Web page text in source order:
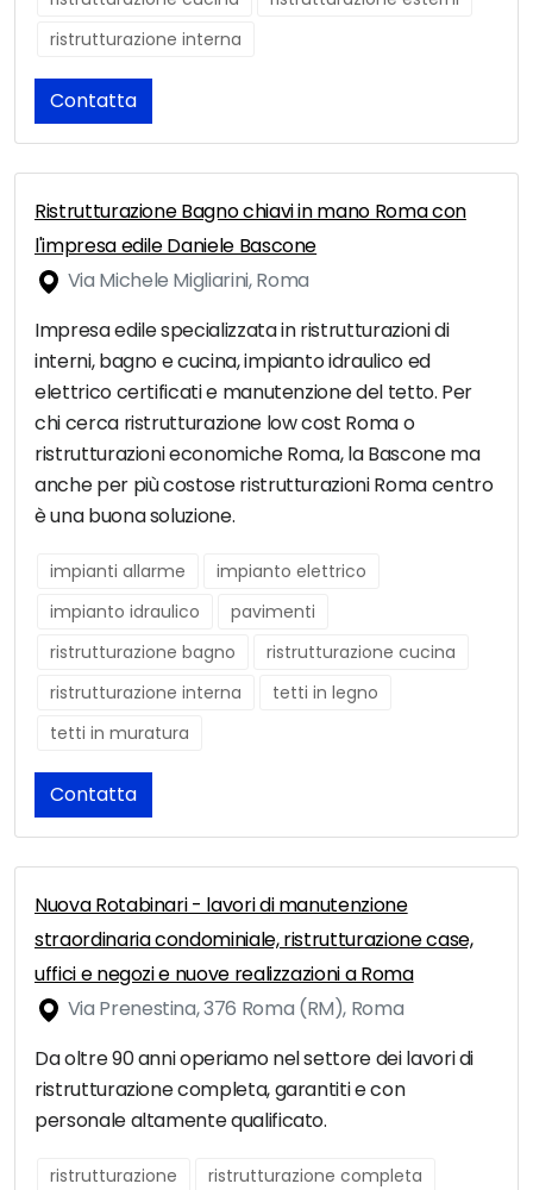
ristrutturazione interna
Contatta
Ristrutturazione Bagno chiavi in mano Roma con
l'impresa edile Daniele Bascone
Via Michele Migliarini, Roma
Impresa edile specializzata in ristrutturazioni di
interni, bagno e cucina, impianto idraulico ed
elettrico certificati e manutenzione del tetto. Per
chi cerca ristrutturazione low cost Roma o
ristrutturazioni economiche Roma, la Bascone ma
anche per più costose ristrutturazioni Roma centro
è una buona soluzione.
impianti allarme
impianto elettrico
impianto idraulico
pavimenti
ristrutturazione bagno
ristrutturazione cucina
ristrutturazione interna
tetti in legno
tetti in muratura
Contatta
Nuova Rotabinari - lavori di manutenzione
straordinaria condominiale, ristrutturazione case,
uffici e negozi e nuove realizzazioni a Roma
Via Prenestina, 376 Roma (RM), Roma
Da oltre 90 anni operiamo nel settore dei lavori di
ristrutturazione completa, garantiti e con
personale altamente qualificato.
ristrutturazione
ristrutturazione completa